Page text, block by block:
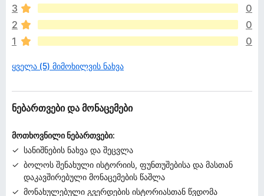
რ
შ
ე
ფ
ს
ბ
უ
ა
3
0
2
0
1
0
ყველა (5) მიმოხილვის ნახვა
ნებართვები და მონაცემები
მოთხოვნილი ნებართვები:
სანიშნების ნახვა და შეცვლა
ბოლოს შენახული ისტორიის, ფუნთუშებისა და მასთან
დაკავშირებული მონაცემების წაშლა
მონახულებული გვერდების ისტორიასთან წვდომა